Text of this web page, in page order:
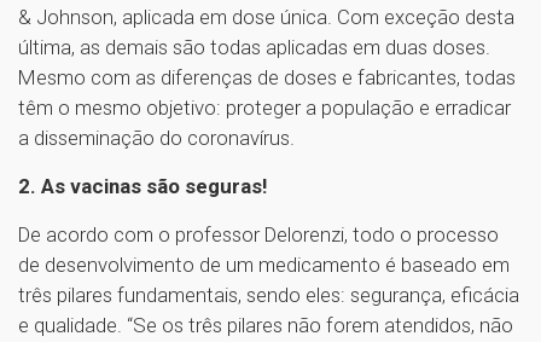
& Johnson, aplicada em dose única. Com exceção desta
última, as demais são todas aplicadas em duas doses.
Mesmo com as diferenças de doses e fabricantes, todas
têm o mesmo objetivo: proteger a população e erradicar
a disseminação do coronavírus.
2. As vacinas são seguras!
De acordo com o professor Delorenzi, todo o processo
de desenvolvimento de um medicamento é baseado em
três pilares fundamentais, sendo eles: segurança, eficácia
e qualidade. “Se os três pilares não forem atendidos, não